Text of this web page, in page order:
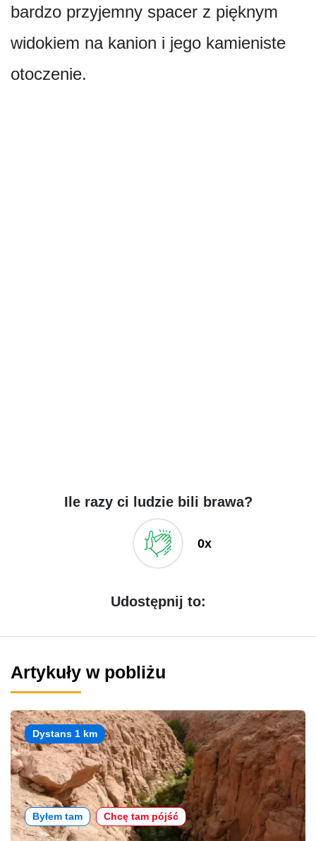
bardzo przyjemny spacer z pięknym
widokiem na kanion i jego kamieniste
otoczenie.
Ile razy ci ludzie bili brawa?
0x
Udostępnij to:
Artykuły w pobliżu
Dystans 1 km
Byłem tam Chcę tam pójść